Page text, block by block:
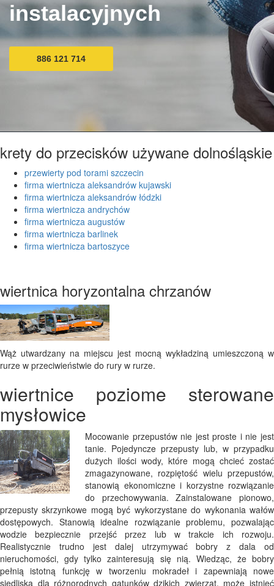
instalacyjnych
886 121 714
krety do przecisków używane dolnośląskie
przewierty pod torami szczecin
firma wiertnicza aleksandrów kujawski
firma wiertnicza aleksandrów łódzki
firma wiertnicza andrychów
firma wiertnicza augustów
firma wiertnicza barlinek
firma wiertnicza bartoszyce
wiertnica horyzontalna chrzanów
Wąż utwardzany na miejscu jest mocną wykładziną umieszczoną w
rurze w przeciwieństwie do rury w rurze.
wiertnice poziome sterowane
mysłowice
Mocowanie przepustów nie jest proste i nie jest
tanie. Pojedyncze przepusty lub, w przypadku
dużych ilości wody, które mogą chcieć zostać
zmagazynowane, rozpiętość wielu przepustów,
stanowią ekonomiczne i korzystne rozwiązanie
do przechowywania. Zainstalowane pionowo,
przepusty skrzynkowe mogą być wykorzystane do wykonania wałów
dostępowych. Stanowią idealne rozwiązanie problemu, pozwalając
wodzie bezpiecznie przejść przez lub w trakcie ich rozwoju.
Realistycznie trudno jest dalej utrzymywać bobry z dala od
nieruchomości, gdy tylko zainteresują się nią. Wiedząc, że bobry
pełnią istotną funkcję w tworzeniu mokradeł i zapewniają nowe
siedliska dla różnorodnych gatunków dzikich zwierząt, może istnieć